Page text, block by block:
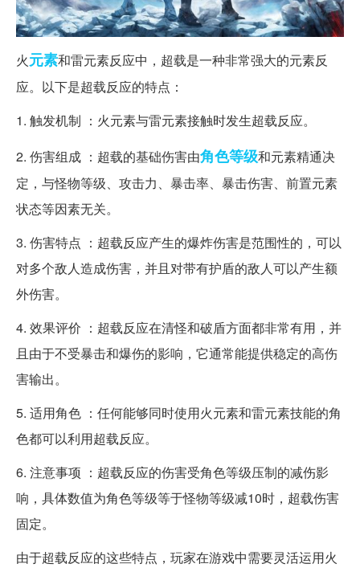
火元素和雷元素反应中，超载是一种非常强大的元素反
应。以下是超载反应的特点：
1. 触发机制 ：火元素与雷元素接触时发生超载反应。
2. 伤害组成 ：超载的基础伤害由角色等级和元素精通决
定，与怪物等级、攻击力、暴击率、暴击伤害、前置元素
状态等因素无关。
3. 伤害特点 ：超载反应产生的爆炸伤害是范围性的，可以
对多个敌人造成伤害，并且对带有护盾的敌人可以产生额
外伤害。
4. 效果评价 ：超载反应在清怪和破盾方面都非常有用，并
且由于不受暴击和爆伤的影响，它通常能提供稳定的高伤
害输出。
5. 适用角色 ：任何能够同时使用火元素和雷元素技能的角
色都可以利用超载反应。
6. 注意事项 ：超载反应的伤害受角色等级压制的减伤影
响，具体数值为角色等级等于怪物等级减10时，超载伤害
固定。
由于超载反应的这些特点，玩家在游戏中需要灵活运用火